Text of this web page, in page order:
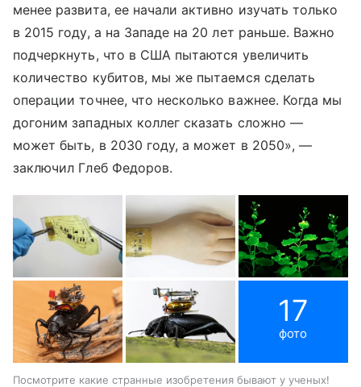
менее развита, ее начали активно изучать только
в 2015 году, а на Западе на 20 лет раньше. Важно
подчеркнуть, что в США пытаются увеличить
количество кубитов, мы же пытаемся сделать
операции точнее, что несколько важнее. Когда мы
догоним западных коллег сказать сложно —
может быть, в 2030 году, а может в 2050», —
заключил Глеб Федоров.
17
фото
Посмотрите какие странные изобретения бывают у ученых!